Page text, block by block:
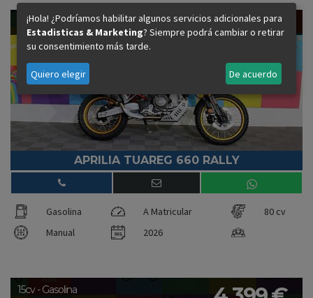
Precio financiando: 13.999 €
80cv - Gasolina
APRILIA TUAREG 660 RALLY
Gasolina A Matricular
80 cv
Manual
2026
15cv - Gasolina
¡Hola! ¿Podríamos habilitar algunos servicios adicionales para
Estadisticas & Marketing? Siempre podrá cambiar o retirar
su consentimiento más tarde.
Quiero elegir De acuerdo